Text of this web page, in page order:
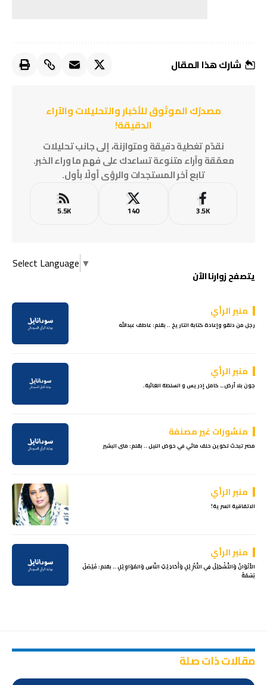
شارك هذا المقال
مصدرُك الموثوق للأخبار والتحليلات والآراء
الدقيقة!
نقدّم تغطية دقيقة ومتوازنة، إلى جانب تحليلات
معمّقة وآراء متنوعة تساعدك على فهم ما وراء الخبر.
تابع آخر المستجدات والرؤى أولًا بأول.
3.5K
140
5.5K
Select Language ▼
يتصفح زوارنا الآن
منبر الرأي
رجل من دلقو وإعادة كتابة التاريخ .. بقلم: عاطف عبدالله
منبر الرأي
جون بلا أرض… كامل إدريس و السلطة الغائبة.
منشورات غير مصنفة
مصر تبحث تكوين حلف مائي في حوض النيل .. بقلم: منى البشير
منبر الرأي
الاتفاقية السرية!
منبر الرأي
الأَلْوَانُ وَالتَّشْكِيْلُ فِي التَّنّزِيْلِ وَأَحَادِيْثِ النَّاسِ وَالمَوَاوِيْلِ .. بقلم: فَيْصَلْ
بَسَمَةْ
مقالات ذات صلة